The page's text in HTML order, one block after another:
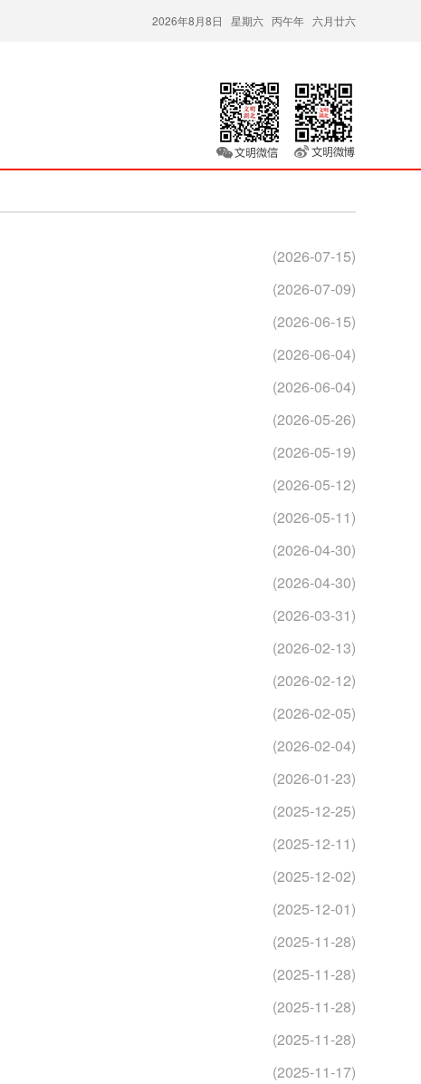
2026年8月8日 星期六 丙午年 六月廿六
(2026-07-15)
(2026-07-09)
(2026-06-15)
(2026-06-04)
(2026-06-04)
(2026-05-26)
(2026-05-19)
(2026-05-12)
(2026-05-11)
(2026-04-30)
(2026-04-30)
(2026-03-31)
(2026-02-13)
(2026-02-12)
(2026-02-05)
(2026-02-04)
(2026-01-23)
(2025-12-25)
(2025-12-11)
(2025-12-02)
(2025-12-01)
(2025-11-28)
(2025-11-28)
(2025-11-28)
(2025-11-28)
(2025-11-17)